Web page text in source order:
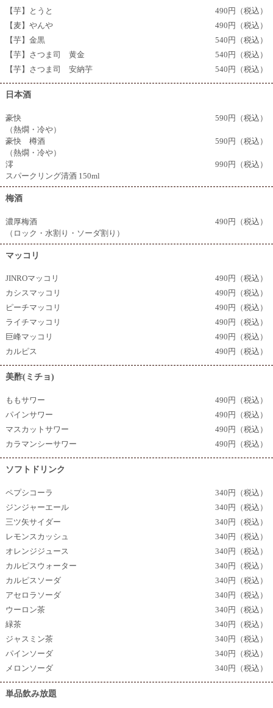
【芋】とうと
490円（税込）
【麦】やんや
490円（税込）
【芋】金黒
540円（税込）
【芋】さつま司 黄金
540円（税込）
【芋】さつま司 安納芋
540円（税込）
日本酒
豪快
590円（税込）
（熱燗・冷や）
豪快 樽酒
590円（税込）
（熱燗・冷や）
澪
990円（税込）
スパークリング清酒 150ml
梅酒
濃厚梅酒
490円（税込）
（ロック・水割り・ソーダ割り）
マッコリ
JINROマッコリ
490円（税込）
カシスマッコリ
490円（税込）
ピーチマッコリ
490円（税込）
ライチマッコリ
490円（税込）
巨峰マッコリ
490円（税込）
カルピス
490円（税込）
美酢(ミチョ)
ももサワー
490円（税込）
パインサワー
490円（税込）
マスカットサワー
490円（税込）
カラマンシーサワー
490円（税込）
ソフトドリンク
ペプシコーラ
340円（税込）
ジンジャーエール
340円（税込）
三ツ矢サイダー
340円（税込）
レモンスカッシュ
340円（税込）
オレンジジュース
340円（税込）
カルピスウォーター
340円（税込）
カルピスソーダ
340円（税込）
アセロラソーダ
340円（税込）
ウーロン茶
340円（税込）
緑茶
340円（税込）
ジャスミン茶
340円（税込）
パインソーダ
340円（税込）
メロンソーダ
340円（税込）
単品飲み放題